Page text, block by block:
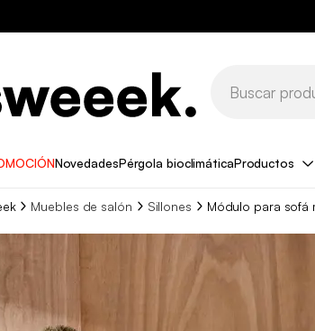
NovedadesPérgola bioclimáticaProductos
Muebles de salón Sillones Módulo para sofá